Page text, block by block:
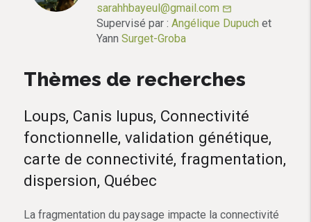
sarahhbayeul@gmail.com mail_outline
Supervisé par :Angélique Dupuch et
YannSurget-Groba
Thèmes de recherches
Loups, Canis lupus, Connectivité
fonctionnelle, validation génétique,
carte de connectivité, fragmentation,
dispersion, Québec
La fragmentation du paysage impacte la connectivité